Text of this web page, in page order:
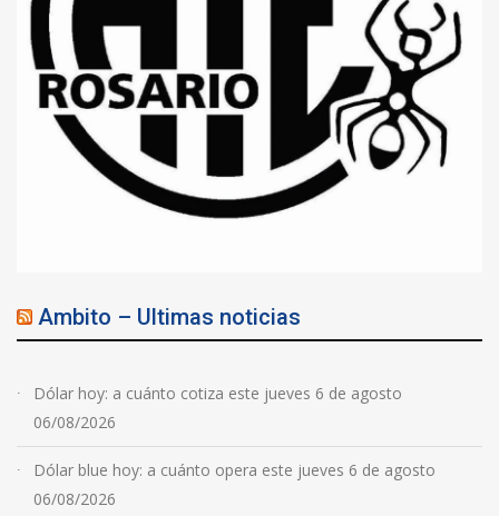
Ambito – Ultimas noticias
Dólar hoy: a cuánto cotiza este jueves 6 de agosto
06/08/2026
Dólar blue hoy: a cuánto opera este jueves 6 de agosto
06/08/2026